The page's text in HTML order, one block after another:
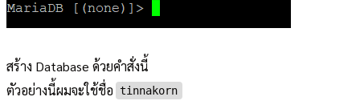
สร้าง Database ด้วยคำสั่งนี้
ตัวอย่างนี้ผมจะใช้ชื่อ tinnakorn